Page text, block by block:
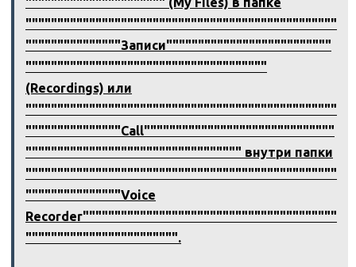
"""""""""""""""""""""""""""""""""""""""""""""""""
"""""""""""""""Записи""""""""""""""""""""""""""
""""""""""""""""""""""""""""""""""""""
(Recordings) или
"""""""""""""""""""""""""""""""""""""""""""""""""
"""""""""""""""Call""""""""""""""""""""""""""""""
"""""""""""""""""""""""""""""""""" внутри папки
"""""""""""""""""""""""""""""""""""""""""""""""""
"""""""""""""""Voice
Recorder""""""""""""""""""""""""""""""""""""""""
"""""""""""""""""""""""".